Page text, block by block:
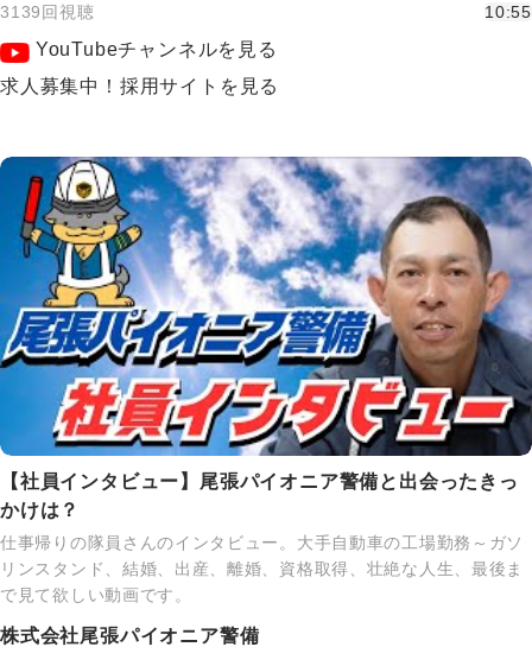
3139回視聴 10:55
YouTubeチャンネルを見る
求人募集中！採用サイトを見る
【社員インタビュー】尾張パイオニア警備と出会ったきっ
かけは？
仕事帰りの隊員さんのインタビュー。大手自動車の工場勤務～ガソ
リンスタンド、結婚、出産、離婚、資格取得、壮絶な人生、最後ま
で見て欲しい動画です。
株式会社尾張パイオニア警備